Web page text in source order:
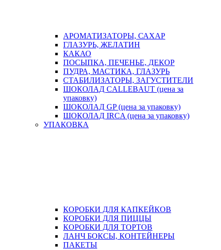
АРОМАТИЗАТОРЫ, САХАР
ГЛАЗУРЬ, ЖЕЛАТИН
КАКАО
ПОСЫПКА, ПЕЧЕНЬЕ, ДЕКОР
ПУДРА, МАСТИКА, ГЛАЗУРЬ
СТАБИЛИЗАТОРЫ, ЗАГУСТИТЕЛИ
ШОКОЛАД CALLEBAUT (цена за
упаковку)
ШОКОЛАД GP (цена за упаковку)
ШОКОЛАД IRCA (цена за упаковку)
УПАКОВКА
КОРОБКИ ДЛЯ КАПКЕЙКОВ
КОРОБКИ ДЛЯ ПИЦЦЫ
КОРОБКИ ДЛЯ ТОРТОВ
ЛАНЧ БОКСЫ, КОНТЕЙНЕРЫ
ПАКЕТЫ